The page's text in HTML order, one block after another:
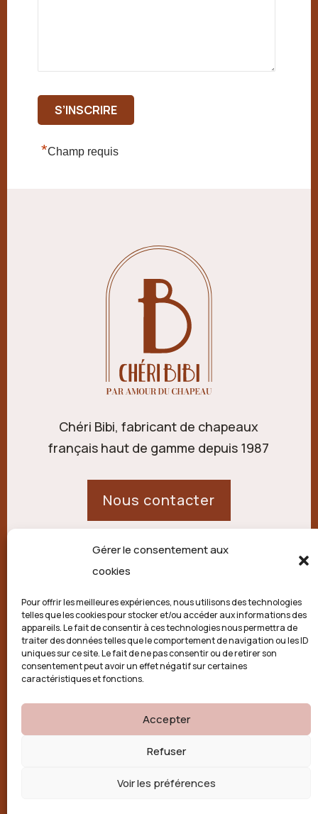
Gérer le consentement aux
cookies
Pour offrir les meilleures expériences, nous utilisons des technologies
telles que les cookies pour stocker et/ou accéder aux informations des
appareils. Le fait de consentir à ces technologies nous permettra de
traiter des données telles que le comportement de navigation ou les ID
uniques sur ce site. Le fait de ne pas consentir ou de retirer son
consentement peut avoir un effet négatif sur certaines
caractéristiques et fonctions.
Accepter
Refuser
Voir les préférences
*Champ requis
Chéri Bibi, fabricant de chapeaux
français haut de gamme depuis 1987
Nous contacter
21 route de Palisse,
Politique de confidentialité
Conditions générales